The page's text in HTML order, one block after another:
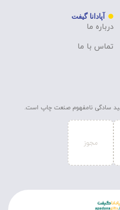
آپادانا گیفت
درباره ما
تماس با ما
سادگی نامفهوم صنعت چاپ است.